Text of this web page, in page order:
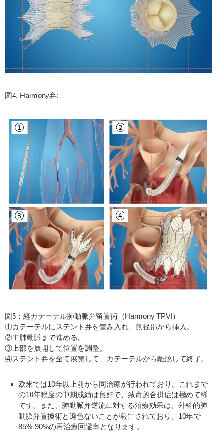
図4. Harmony弁:
図5：経カテーテル肺動脈弁留置術（Harmony TPVI）
①カテーテルにステント弁を畳み入れ、鼠径部から挿入。
②主肺動脈まで進める。
③上部を展開して位置を調整。
④ステント弁を全て展開して、カテーテルから離脱して終了。
欧米では10年以上前から同治療が行われており、これまで
の10年程度の中期成績は良好で、致命的合併症は極めて稀
です。また、肺動脈弁逆流に対する治療効果は、外科的肺
動脈弁置換術と遜色ないことが報告されており、10年で
85%-90%の再治療回避率となります。